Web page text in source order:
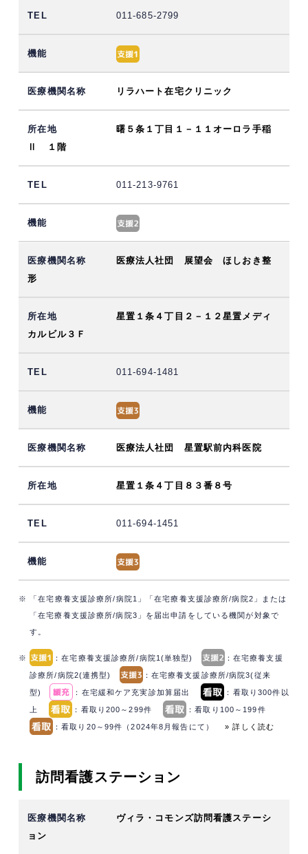
011-685-2799
リラハート在宅クリニック
曙５条１丁目１－１１オーロラ手稲
Ⅱ １階
011-213-9761
医療法人社団 展望会 ほしおき整
形
星置１条４丁目２－１２星置メディ
カルビル３Ｆ
011-694-1481
医療法人社団 星置駅前内科医院
星置１条４丁目８３番８号
011-694-1451
※ 「在宅療養支援診療所/病院1」「在宅療養支援診療所/病院2」または
「在宅療養支援診療所/病院3」を届出申請をしている機関が対象で
す。
※ ：在宅療養支援診療所/病院1(単独型) ：在宅療養支援
診療所/病院2(連携型) ：在宅療養支援診療所/病院3(従来
型) ：在宅緩和ケア充実診加算届出 ：看取り300件以
上 ：看取り200～299件 ：看取り100～199件
：看取り20～99件（2024年8月報告にて）» 詳しく読む
訪問看護ステーション
ヴィラ・コモンズ訪問看護ステーシ
ョン